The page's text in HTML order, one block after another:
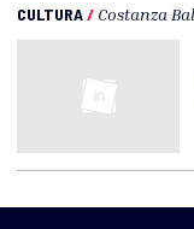
CULTURA/ Costanza